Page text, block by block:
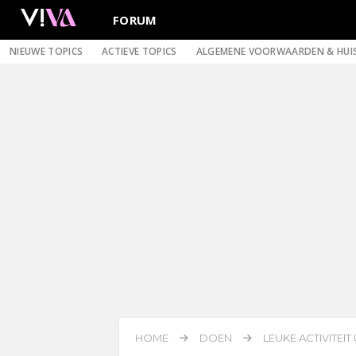
FORUM
NIEUWE TOPICS ACTIEVE TOPICS ALGEMENE VOORWAARDEN &
HOME DOEN LEUKE ACTIVITEIT